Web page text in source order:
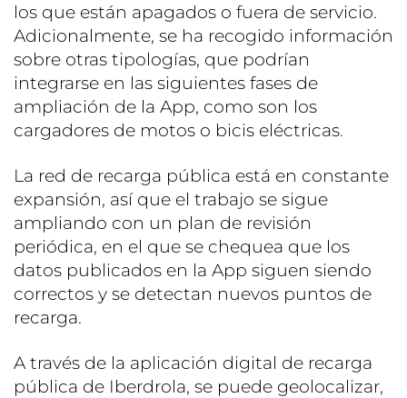
los que están apagados o fuera de servicio.
Adicionalmente, se ha recogido información
sobre otras tipologías, que podrían
integrarse en las siguientes fases de
ampliación de la App, como son los
cargadores de motos o bicis eléctricas.
La red de recarga pública está en constante
expansión, así que el trabajo se sigue
ampliando con un plan de revisión
periódica, en el que se chequea que los
datos publicados en la App siguen siendo
correctos y se detectan nuevos puntos de
recarga.
A través de la aplicación digital de recarga
pública de Iberdrola, se puede geolocalizar,